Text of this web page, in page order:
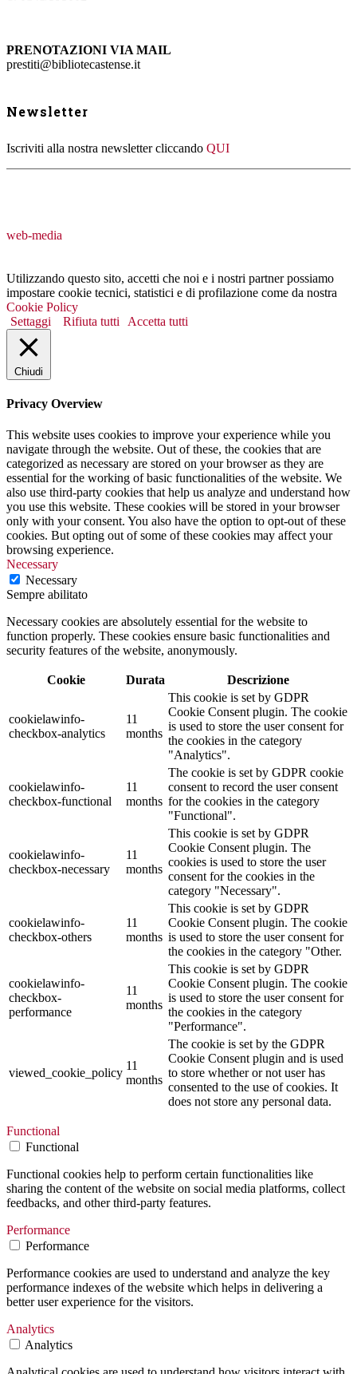
PRENOTAZIONI VIA MAIL
prestiti@bibliotecastense.it
Newsletter
Iscriviti alla nostra newsletter cliccando QUI
web-media
Utilizzando questo sito, accetti che noi e i nostri partner possiamo
impostare cookie tecnici, statistici e di profilazione come da nostra
Cookie Policy
Settaggi
Rifiuta tutti Accetta tutti
Chiudi
Privacy Overview
This website uses cookies to improve your experience while you
navigate through the website. Out of these, the cookies that are
categorized as necessary are stored on your browser as they are
essential for the working of basic functionalities of the website. We
also use third-party cookies that help us analyze and understand how
you use this website. These cookies will be stored in your browser
only with your consent. You also have the option to opt-out of these
cookies. But opting out of some of these cookies may affect your
browsing experience.
Necessary
Necessary
Sempre abilitato
Necessary cookies are absolutely essential for the website to
function properly. These cookies ensure basic functionalities and
security features of the website, anonymously.
Cookie Durata Descrizione
cookielawinfo-
checkbox-analytics
11
months
This cookie is set by GDPR
Cookie Consent plugin. The cookie
is used to store the user consent for
the cookies in the category
"Analytics".
cookielawinfo-
checkbox-functional
11
months
The cookie is set by GDPR cookie
consent to record the user consent
for the cookies in the category
"Functional".
cookielawinfo-
checkbox-necessary
11
months
This cookie is set by GDPR
Cookie Consent plugin. The
cookies is used to store the user
consent for the cookies in the
category "Necessary".
cookielawinfo-
checkbox-others
11
months
This cookie is set by GDPR
Cookie Consent plugin. The cookie
is used to store the user consent for
the cookies in the category "Other.
cookielawinfo-
checkbox-
performance
11
months
This cookie is set by GDPR
Cookie Consent plugin. The cookie
is used to store the user consent for
the cookies in the category
"Performance".
viewed_cookie_policy
11
months
The cookie is set by the GDPR
Cookie Consent plugin and is used
to store whether or not user has
consented to the use of cookies. It
does not store any personal data.
Functional
Functional
Functional cookies help to perform certain functionalities like
sharing the content of the website on social media platforms, collect
feedbacks, and other third-party features.
Performance
Performance
Performance cookies are used to understand and analyze the key
performance indexes of the website which helps in delivering a
better user experience for the visitors.
Analytics
Analytics